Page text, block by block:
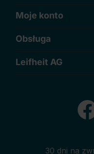
Moje konto
Obsługa
Leifheit AG
30 dni na